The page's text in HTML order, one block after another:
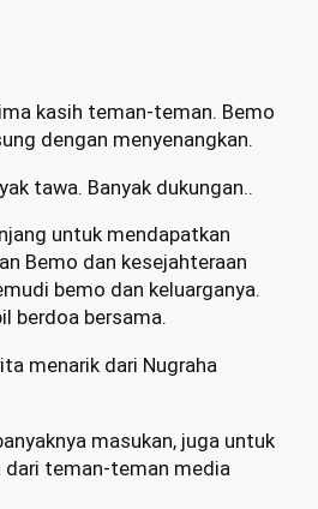
kasih teman-teman. Bemo
dengan menyenangkan.
tawa. Banyak dukungan..
untuk mendapatkan
Bemo dan kesejahteraan
bemo dan keluarganya.
berdoa bersama.
menarik dari Nugraha
masukan, juga untuk
dari teman-teman media